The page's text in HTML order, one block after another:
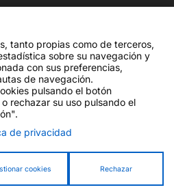
tanto propias como de terceros,
sobre su navegación y
con sus preferencias,
de navegación.
pulsando el botón
rechazar su uso pulsando el
de privacidad
cookies Rechazar
Política de privacidad
Condiciones de venta
Envíos y devoluciones
- NextGenerationEU. Sin embargo, los
son únicamente los del autor o
los de la Unión Europea o la Comisión
ni la Comisión Europea pueden ser
de las mismas.